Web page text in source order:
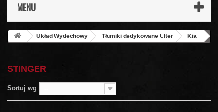
MENU
Układ Wydechowy Tłumiki dedykowane Ulter
Kia
STINGER
Sortuj wg --